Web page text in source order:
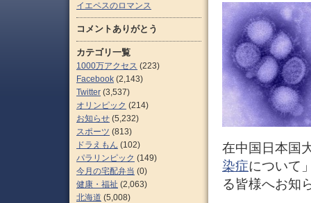
在中国日本国
染症について
る皆様へお知
イエペスのロマンス
コメントありがとう
カテゴリ一覧
1000万アクセス (223)
Facebook (2,143)
Twitter (3,537)
オリンピック (214)
お知らせ (5,232)
スポーツ (813)
ドラえもん (102)
パラリンピック (149)
今月の宅配弁当 (0)
健康・福祉 (2,063)
北海道 (5,008)